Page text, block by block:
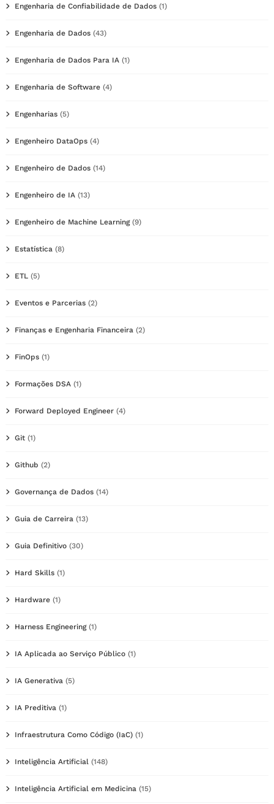
Engenharia de Confiabilidade de Dados (1)
Engenharia de Dados (43)
Engenharia de Dados Para IA (1)
Engenharia de Software (4)
Engenharias (5)
Engenheiro DataOps (4)
Engenheiro de Dados (14)
Engenheiro de IA (13)
Engenheiro de Machine Learning(9)
Estatística (8)
ETL (5)
Eventos e Parcerias (2)
Finanças e Engenharia Financeira (2)
FinOps (1)
Formações DSA (1)
Forward Deployed Engineer (4)
Git (1)
Github (2)
Governança de Dados (14)
Guia de Carreira (13)
Guia Definitivo (30)
Hard Skills (1)
Hardware (1)
Harness Engineering(1)
IA Aplicada ao Serviço Público (1)
IA Generativa (5)
IA Preditiva (1)
Infraestrutura Como Código (IaC) (1)
Inteligência Artificial (148)
Inteligência Artificial em Medicina (15)